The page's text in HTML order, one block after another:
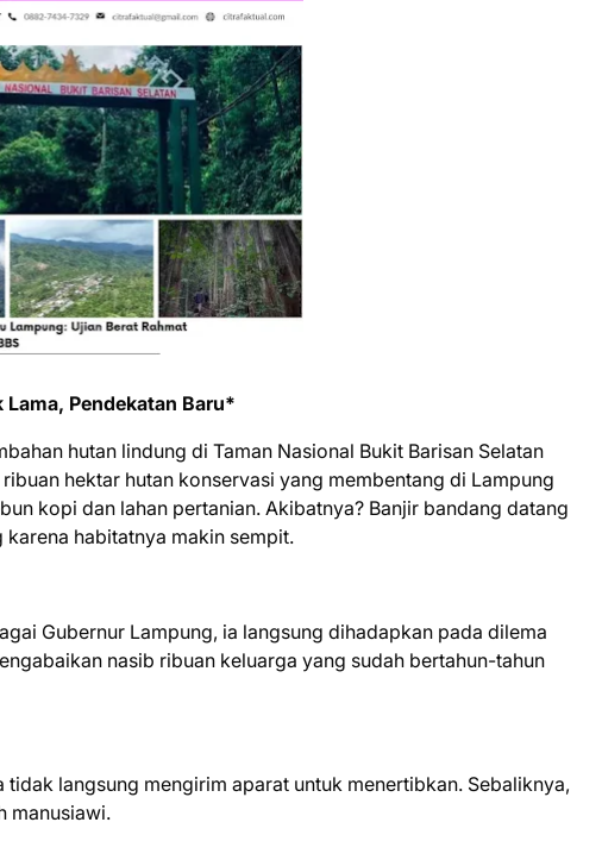
Pendekatan Baru*
hutan lindung di Taman Nasional Bukit Barisan Selatan
hektar hutan konservasi yang membentang di Lampung
kopi dan lahan pertanian. Akibatnya? Banjir bandang datang
habitatnya makin sempit.
Gubernur Lampung, ia langsung dihadapkan pada dilema
nasib ribuan keluarga yang sudah bertahun-tahun
langsung mengirim aparat untuk menertibkan. Sebaliknya,
manusiawi.